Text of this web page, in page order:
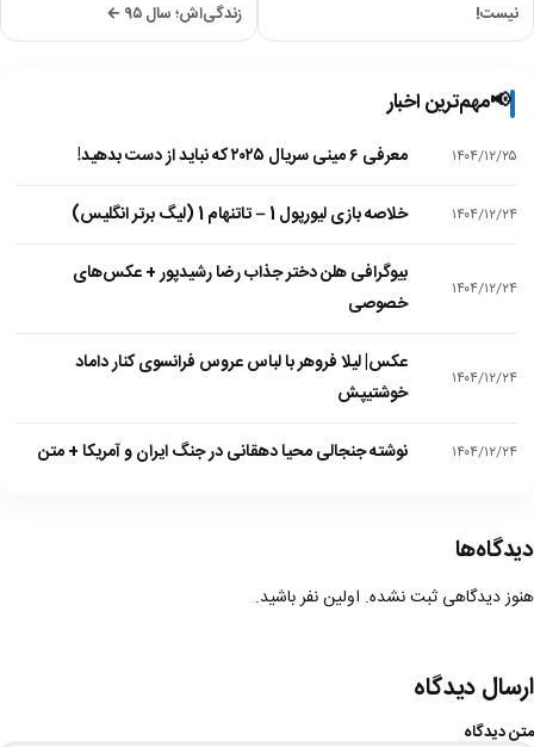
نیست!
زندگی‌اش؛ سال ۹۵ ←
📢مهم‌ترین اخبار
۱۴۰۴/۱۲/۲۵ معرفی ۶ مینی سریال ۲۰۲۵ که نباید از دست بدهید!
۱۴۰۴/۱۲/۲۴ خلاصه بازی لیورپول 1 – تاتنهام 1 (لیگ برتر انگلیس)
۱۴۰۴/۱۲/۲۴
بیوگرافی هلن دختر جذاب رضا رشیدپور + عکس‌های
خصوصی
۱۴۰۴/۱۲/۲۴
عکس| لیلا فروهر با لباس عروس فرانسوی کنار داماد
خوشتیپش
۱۴۰۴/۱۲/۲۴ نوشته جنجالی محیا دهقانی در جنگ ایران و آمریکا + متن
دیدگاه‌ها
هنوز دیدگاهی ثبت نشده. اولین نفر باشید.
ارسال دیدگاه
متن دیدگاه